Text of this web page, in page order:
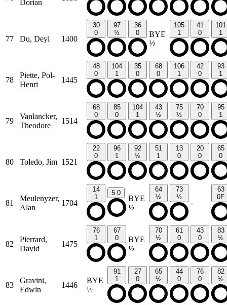
Dorian
77 Du, Deyi 1400
30
0
97
½
36
0
BYE
½
105
1
41
0
101
1
78
Piette, Pol-
Henri
1445
48
0
104
1
35
0
68
0
106
1
42
0
93
1
79
Vanlancker,
Theodore
1514
68
0
85
0
104
1
43
½
75
½
70
0
95
1
80 Toledo, Jim 1521
22
0
96
1
92
½
51
1
13
0
20
0
65
0
81
Meulenyzer,
Alan
1704
14
1
5 0
BYE
½
64
½
73
½
-
63
0F
82
Pierrard,
David
1475
76
1
67
0
BYE
½
70
½
61
0
43
0
83
½
83
Gravini,
Edwin
1446
BYE
½
91
1
27
0
65
½
44
0
76
0
82
½